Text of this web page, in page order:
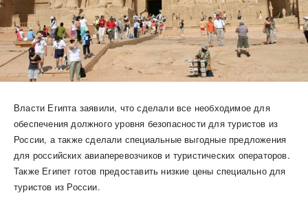
Власти Египта заявили, что сделали все необходимое для
обеспечения должного уровня безопасности для туристов из
России, а также сделали специальные выгодные предложения
для российских авиаперевозчиков и туристических операторов.
Также Египет готов предоставить низкие цены специально для
туристов из России.